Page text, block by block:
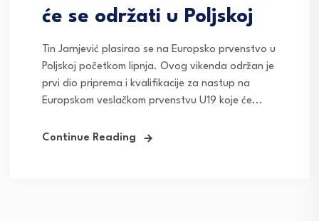
će se održati u Poljskoj
Tin Jarnjević plasirao se na Europsko prvenstvo u
Poljskoj početkom lipnja. Ovog vikenda održan je
prvi dio priprema i kvalifikacije za nastup na
Europskom veslačkom prvenstvu U19 koje će...
Continue Reading